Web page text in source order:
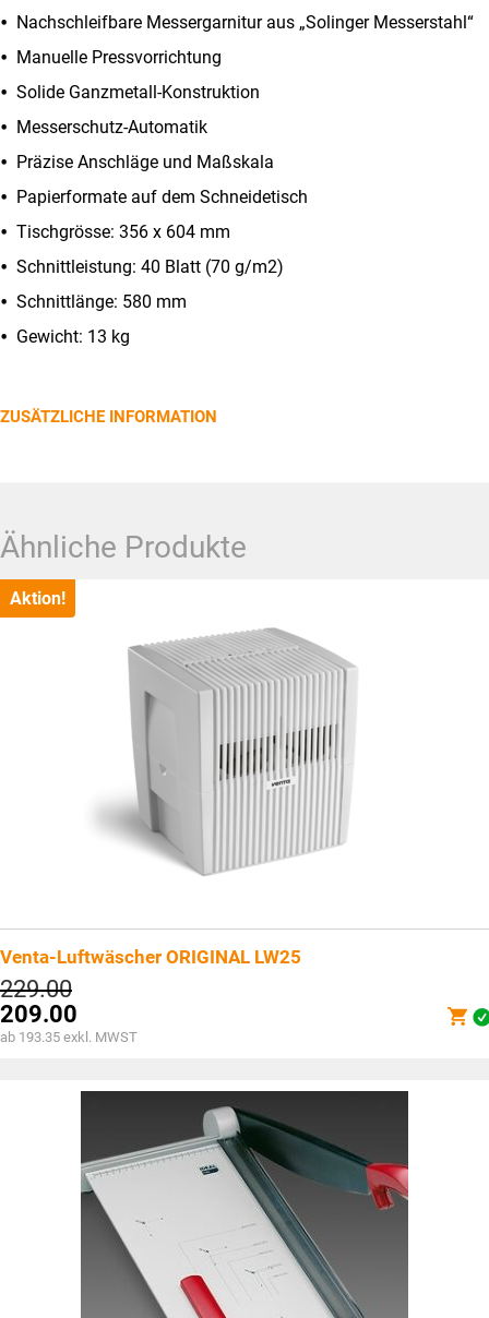
Nachschleifbare Messergarnitur aus „Solinger Messerstahl“
Manuelle Pressvorrichtung
Solide Ganzmetall-Konstruktion
Messerschutz-Automatik
Präzise Anschläge und Maßskala
Papierformate auf dem Schneidetisch
Tischgrösse: 356 x 604 mm
Schnittleistung: 40 Blatt (70 g/m2)
Schnittlänge: 580 mm
Gewicht: 13 kg
ZUSÄTZLICHE INFORMATION
Ähnliche Produkte
Aktion!
Venta-Luftwäscher ORIGINAL LW25
229.00
209.00
ab 193.35 exkl. MWST